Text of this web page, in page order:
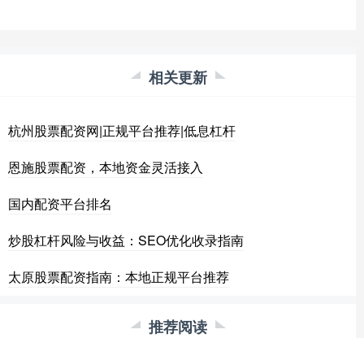
相关更新
杭州股票配资网|正规平台推荐|低息杠杆
恩施股票配资，本地资金灵活接入
国内配资平台排名
炒股杠杆风险与收益：SEO优化收录指南
太原股票配资指南：本地正规平台推荐
推荐阅读